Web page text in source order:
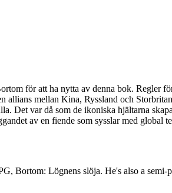
för att ha nytta av denna bok. Regler
mellan Kina, Ryssland och
Det var då som de ikoniska hjältarna
av en fiende som sysslar med global
Bortom: Lögnens slöja. He's also a